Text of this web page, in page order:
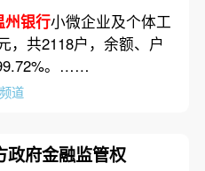
州银行小微企业及个体工
，共2118户，余额、户
。……
道
政府金融监管权